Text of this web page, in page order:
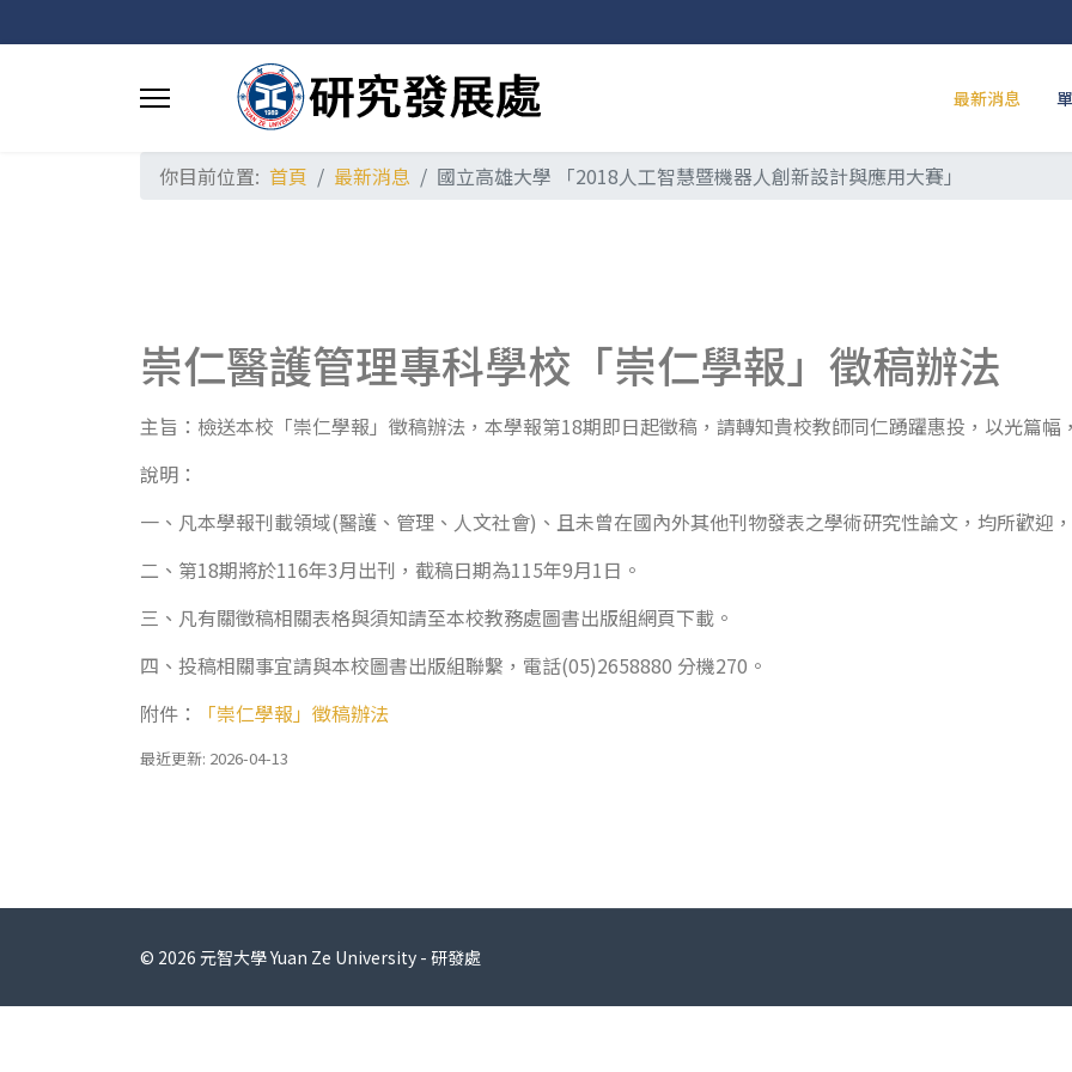
最新消息
你目前位置: 首頁 最新消息 國立高雄大學 「2018人工智慧暨機器人創新設計與應用大賽」
崇仁醫護管理專科學校「崇仁學報」徵稿辦法
主旨：檢送本校「崇仁學報」徵稿辦法，本學報第18期即日起徵稿，請轉知貴校教師同仁踴躍惠投，以光篇幅
說明：
一、凡本學報刊載領域(醫護、管理、人文社會)、且未曾在國內外其他刊物發表之學術研究性論文，均所歡迎
二、第18期將於116年3月出刊，截稿日期為115年9月1日。
三、凡有關徵稿相關表格與須知請至本校教務處圖書出版組網頁下載。
四、投稿相關事宜請與本校圖書出版組聯繫，電話(05)2658880 分機270。
附件：
「崇仁學報」徵稿辦法
最近更新: 2026-04-13
© 2026 元智大學 Yuan Ze University - 研發處